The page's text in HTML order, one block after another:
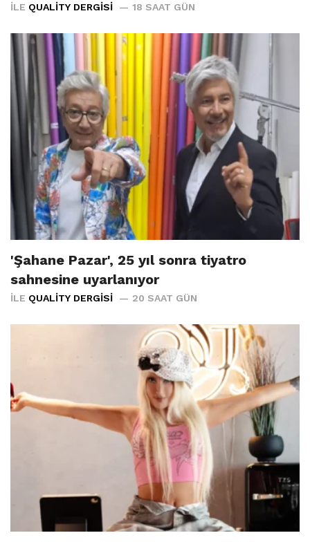
İLE QUALITY DERGISI 18 SAAT GÜN
'Şahane Pazar', 25 yıl sonra tiyatro
sahnesine uyarlanıyor
İLE QUALITY DERGISI 20 SAAT GÜN